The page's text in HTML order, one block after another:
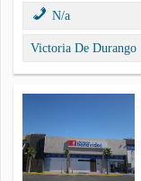
N/a
Victoria De Durango